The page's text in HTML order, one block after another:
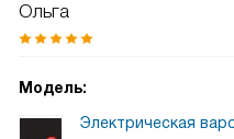
Ольга
Модель:
Электрическая